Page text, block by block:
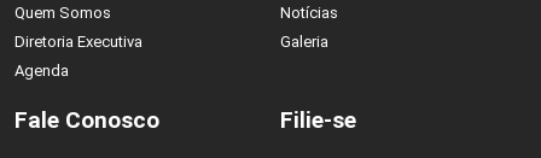
Quem Somos
Diretoria Executiva
Agenda
Notícias
Galeria
Fale Conosco
Filie-se